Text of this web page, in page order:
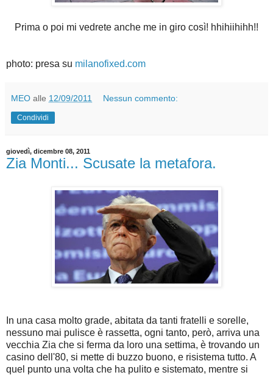
Prima o poi mi vedrete anche me in giro così! hhihiihihh!!
photo: presa su milanofixed.com
MEO alle 12/09/2011 Nessun commento:
Condividi
giovedì, dicembre 08, 2011
Zia Monti... Scusate la metafora.
In una casa molto grade, abitata da tanti fratelli e sorelle,
nessuno mai pulisce è rassetta, ogni tanto, però, arriva una
vecchia Zia che si ferma da loro una settima, è trovando un
casino dell'80, si mette di buzzo buono, e risistema tutto. A
quel punto una volta che ha pulito e sistemato, mentre si